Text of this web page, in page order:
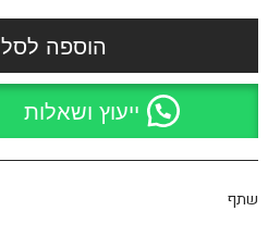
הוספה לסל
ייעוץ ושאלות
שתף